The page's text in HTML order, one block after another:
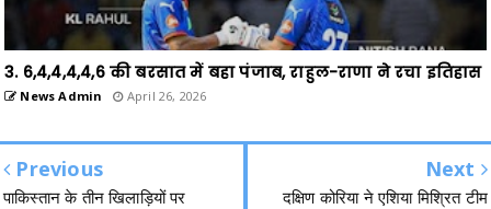
3. 6,4,4,4,4,6 की बरसात में बहा पंजाब, राहुल-राणा ने रचा इतिहास
News Admin April 26, 2026
Previous
पाकिस्तान के तीन खिलाड़ियों पर
Next
दक्षिण कोरिया ने एशिया मिश्रित टीम